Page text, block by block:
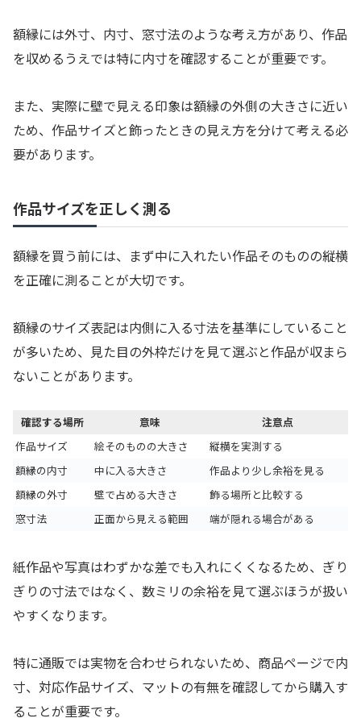
額縁には外寸、内寸、窓寸法のような考え方があり、作品
を収めるうえでは特に内寸を確認することが重要です。
また、実際に壁で見える印象は額縁の外側の大きさに近い
ため、作品サイズと飾ったときの見え方を分けて考える必
要があります。
作品サイズを正しく測る
額縁を買う前には、まず中に入れたい作品そのものの縦横
を正確に測ることが大切です。
額縁のサイズ表記は内側に入る寸法を基準にしていること
が多いため、見た目の外枠だけを見て選ぶと作品が収まら
ないことがあります。
確認する場所 意味
注意点
作品サイズ
絵そのものの大きさ
縦横を実測する
額縁の内寸
中に入る大きさ
作品より少し余裕を見る
額縁の外寸
壁で占める大きさ
飾る場所と比較する
窓寸法
正面から見える範囲 端が隠れる場合がある
紙作品や写真はわずかな差でも入れにくくなるため、ぎり
ぎりの寸法ではなく、数ミリの余裕を見て選ぶほうが扱い
やすくなります。
特に通販では実物を合わせられないため、商品ページで内
寸、対応作品サイズ、マットの有無を確認してから購入す
ることが重要です。